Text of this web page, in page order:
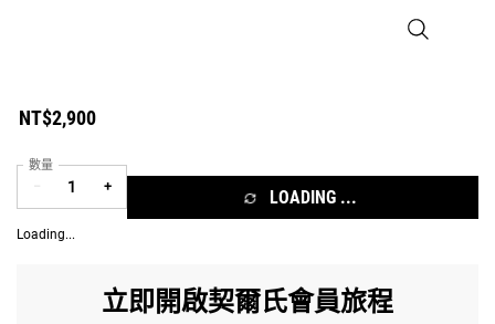
金盞花泡泡
NT$2,900
數量
+ LOADING ...
Loading...
立即開啟契爾氏會員旅程